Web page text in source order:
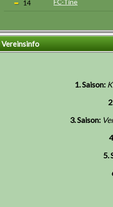
14
FC-Tine
Vereinsinfo
1. Saison:
3. Saison:
5.